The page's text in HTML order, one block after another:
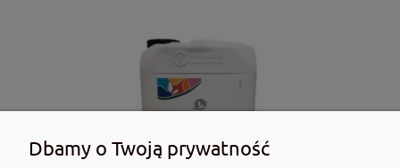
Dbamy o Twoją prywatność